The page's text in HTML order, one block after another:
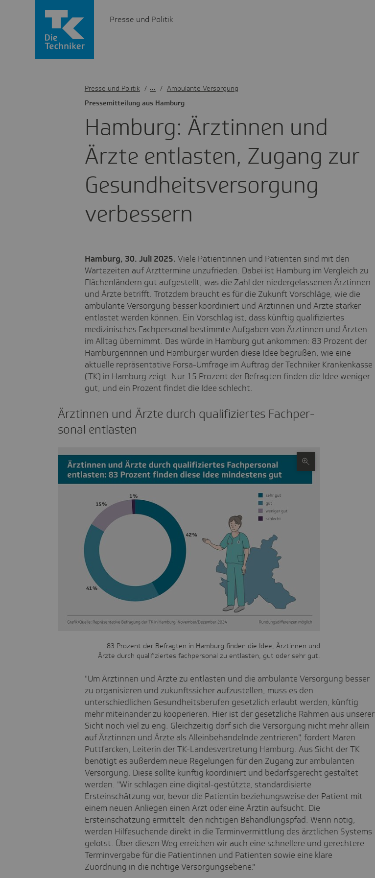
Presse und Politik
Hamburg: Ärztinnen und
Ärzte entlas­ten, Zugang zur
Gesund­heits­ver­sor­gung
verbes­sern
Pres­se­mit­tei­lung aus Hamburg
Presse und Politik / Ambulante Versorgung
Hamburg, 30. Juli 2025. Viele Patientinnen und Patienten sind mit den
Wartezeiten auf Arzttermine unzufrieden. Dabei ist Hamburg im Vergleich zu
Flächenländern gut aufgestellt, was die Zahl der niedergelassenen Ärztinnen
und Ärzte betrifft. Trotzdem braucht es für die Zukunft Vorschläge, wie die
ambulante Versorgung besser koordiniert und Ärztinnen und Ärzte stärker
entlastet werden können. Ein Vorschlag ist, dass künftig qualifiziertes
medizinisches Fachpersonal bestimmte Aufgaben von Ärztinnen und Ärzten
im Alltag übernimmt. Das würde in Hamburg gut ankommen: 83 Prozent der
Hamburgerinnen und Hamburger würden diese Idee begrüßen, wie eine
aktuelle repräsentative Forsa-Umfrage im Auftrag der Techniker Krankenkasse
(TK) in Hamburg zeigt. Nur 15 Prozent der Befragten finden die Idee weniger
gut, und ein Prozent findet die Idee schlecht.
Ärztinnen und Ärzte durch quali­fi­ziertes Fach­per­
sonal entlasten
83 Prozent der Befragten in Hamburg finden die Idee, Ärztinnen und
Ärzte durch qualifiziertes fachpersonal zu entlasten, gut oder sehr gut.
"Um Ärztinnen und Ärzte zu entlasten und die ambulante Versorgung besser
zu organisieren und zukunftssicher aufzustellen, muss es den
unterschiedlichen Gesundheitsberufen gesetzlich erlaubt werden, künftig
mehr miteinander zu kooperieren. Hier ist der gesetzliche Rahmen aus unserer
Sicht noch viel zu eng. Gleichzeitig darf sich die Versorgung nicht mehr allein
auf Ärztinnen und Ärzte als Alleinbehandelnde zentrieren", fordert Maren
Puttfarcken, Leiterin der TK-Landesvertretung Hamburg. Aus Sicht der TK
benötigt es außerdem neue Regelungen für den Zugang zur ambulanten
Versorgung. Diese sollte künftig koordiniert und bedarfsgerecht gestaltet
werden. "Wir schlagen eine digital-gestützte, standardisierte
Ersteinschätzung vor, bevor die Patientin beziehungsweise der Patient mit
einem neuen Anliegen einen Arzt oder eine Ärztin aufsucht. Die
Ersteinschätzung ermittelt den richtigen Behandlungspfad. Wenn nötig,
werden Hilfesuchende direkt in die Terminvermittlung des ärztlichen Systems
gelotst. Über diesen Weg erreichen wir auch eine schnellere und gerechtere
Terminvergabe für die Patientinnen und Patienten sowie eine klare
Zuordnung in die richtige Versorgungsebene."